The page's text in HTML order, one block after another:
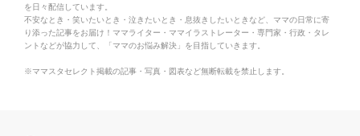
を日々配信しています。
不安なとき・笑いたいとき・泣きたいとき・息抜きしたいときなど、ママの日常に寄
り添った記事をお届け！ママライター・ママイラストレーター・専門家・行政・タレ
ントなどが協力して、「ママのお悩み解決」を目指していきます。
※ママスタセレクト掲載の記事・写真・図表など無断転載を禁止します。